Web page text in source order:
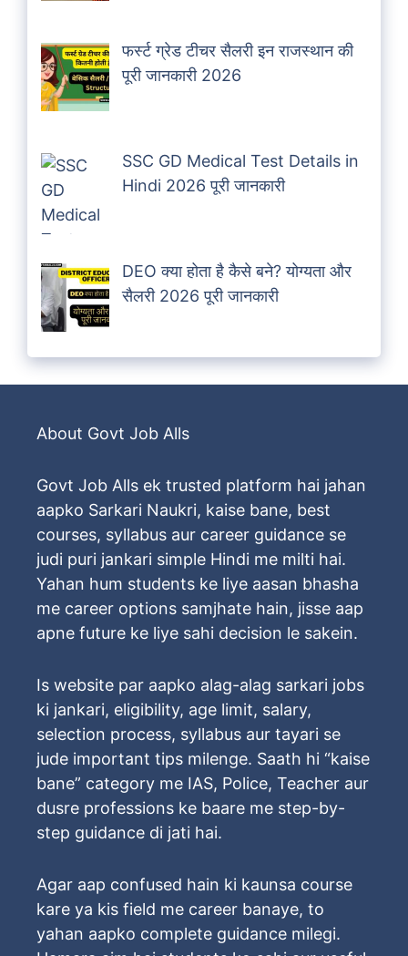
फर्स्ट ग्रेड टीचर सैलरी इन राजस्थान की
पूरी जानकारी 2026
SSC GD Medical Test Details in
Hindi 2026 पूरी जानकारी
DEO क्या होता है कैसे बने? योग्यता और
सैलरी 2026 पूरी जानकारी
About Govt Job Alls
Govt Job Alls ek trusted platform hai jahan
aapko Sarkari Naukri, kaise bane, best
courses, syllabus aur career guidance se
judi puri jankari simple Hindi me milti hai.
Yahan hum students ke liye aasan bhasha
me career options samjhate hain, jisse aap
apne future ke liye sahi decision le sakein.
Is website par aapko alag-alag sarkari jobs
ki jankari, eligibility, age limit, salary,
selection process, syllabus aur tayari se
jude important tips milenge. Saath hi “kaise
bane” category me IAS, Police, Teacher aur
dusre professions ke baare me step-by-
step guidance di jati hai.
Agar aap confused hain ki kaunsa course
kare ya kis field me career banaye, to
yahan aapko complete guidance milegi.